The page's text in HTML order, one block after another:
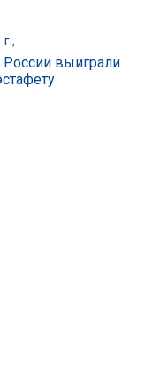
России выиграли